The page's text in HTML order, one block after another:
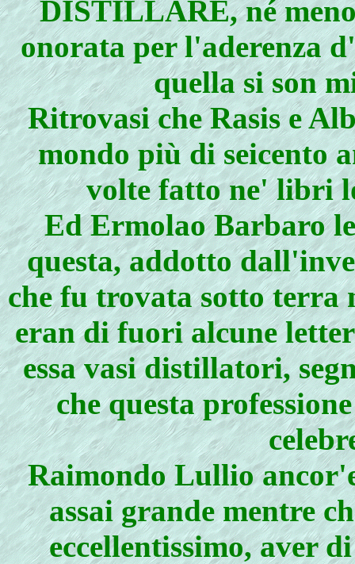
DISTILLARE, né
onorata per l'aderenza
quella si son
Ritrovasi che Rasis e
mondo più di seicento
volte fatto ne' libri
Ed Ermolao Barbaro
questa, addotto
che fu trovata sotto terra
eran di fuori alcune
essa vasi distillatori,
che questa
Raimondo Lullio
assai grande mentre
eccellentissimo, aver